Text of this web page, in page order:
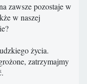
zawsze pozostaje w
w naszej
życia.
zatrzymajmy